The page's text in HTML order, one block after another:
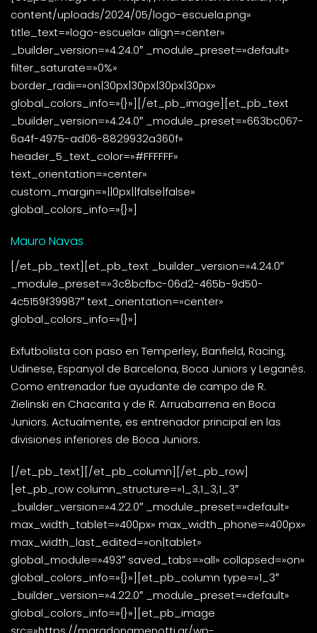
content/uploads/2024/05/logo-escuela.png»
title_text=»logo-escuela» align=»center»
_builder_version=»4.24.0″ _module_preset=»default»
filter_saturate=»0%»
border_radii=»on|30px|30px|30px|30px»
global_colors_info=»{}»][/et_pb_image][et_pb_text
_builder_version=»4.24.0″ _module_preset=»663bc067-
6a4f-4975-ad06-8829932a360f»
header_5_text_color=»#FFFFFF»
text_orientation=»center»
custom_margin=»||0px||false|false»
global_colors_info=»{}»]
Mauro Navas
[/et_pb_text][et_pb_text _builder_version=»4.24.0″
_module_preset=»3c8bcfbc-06d2-465b-9d50-
4c5159f39987″ text_orientation=»center»
global_colors_info=»{}»]
Exfutbolista con paso en Temperley, Banfield, Racing,
Udinese, Espanyol de Barcelona, Boca Juniors y Leganés.
Como entrenador fue ayudante de campo de R.
Zielinski en Chacarita y de R. Arruabarrena en Boca
Juniors. Actualmente, es entrenador principal en las
divisiones inferiores de Boca Juniors.
[/et_pb_text][/et_pb_column][/et_pb_row]
[et_pb_row column_structure=»1_3,1_3,1_3″
_builder_version=»4.22.0″ _module_preset=»default»
max_width_tablet=»400px» max_width_phone=»400px»
max_width_last_edited=»on|tablet»
global_module=»493″ saved_tabs=»all» collapsed=»on»
global_colors_info=»{}»][et_pb_column type=»1_3″
_builder_version=»4.22.0″ _module_preset=»default»
global_colors_info=»{}»][et_pb_image